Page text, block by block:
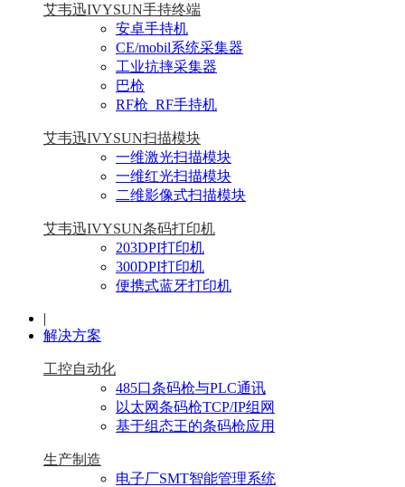
艾韦迅IVYSUN手持终端
安卓手持机
CE/mobil系统采集器
工业抗摔采集器
巴枪
RF枪_RF手持机
艾韦迅IVYSUN扫描模块
一维激光扫描模块
一维红光扫描模块
二维影像式扫描模块
艾韦迅IVYSUN条码打印机
203DPI打印机
300DPI打印机
便携式蓝牙打印机
|
解决方案
工控自动化
485口条码枪与PLC通讯
以太网条码枪TCP/IP组网
基于组态王的条码枪应用
生产制造
电子厂SMT智能管理系统